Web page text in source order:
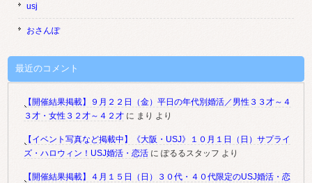
usj
おさんぽ
最近のコメント
【開催結果掲載】９月２２日（金）平日の年代別婚活／男性３３才～４
３才・女性３２才～４２才 に まり より
【イベント写真など掲載中】《大阪・USJ》１０月１日（日）サプライ
ズ・ハロウィン！USJ婚活・恋活 にぽるるスタッフ より
【開催結果掲載】４月１５日（日）３０代・４０代限定のUSJ婚活・恋